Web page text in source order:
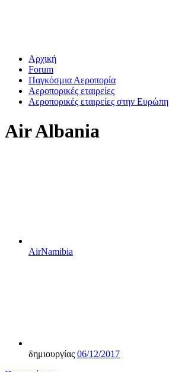
Αρχική
Forum
Παγκόσμια Αεροπορία
Αεροπορικές εταιρείες
Αεροπορικές εταιρείες στην Ευρώπη
Air Albania
AirNamibia
δημιουργίας 06/12/2017